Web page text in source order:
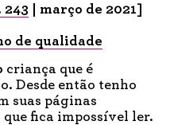
243 | março de 2021]
de qualidade
criança que é
Desde então tenho
suas páginas
que fica impossível ler.